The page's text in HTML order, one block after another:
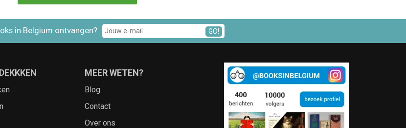
in Belgium ontvangen? GO!
MEER WETEN?
Blog
Contact
Over ons